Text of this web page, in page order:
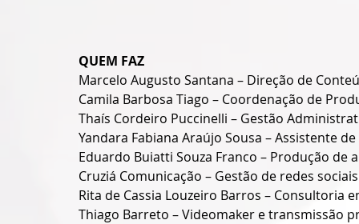
QUEM FAZ
Marcelo Augusto Santana – Direção de
Camila Barbosa Tiago – Coordenação de
Thaís Cordeiro Puccinelli – Gestão
Yandara Fabiana Araújo Sousa – Assistente
Eduardo Buiatti Souza Franco – Produção de
Cruziá Comunicação – Gestão de redes
Rita de Cassia Louzeiro Barros – Consultoria
Thiago Barreto – Videomaker e transmissão